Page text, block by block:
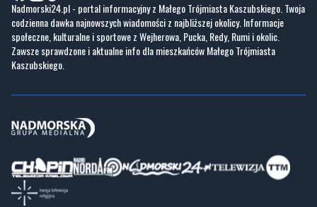
Nadmorski24.pl - portal informacyjny z Małego Trójmiasta Kaszubskiego. Twoja
codzienna dawka najnowszych wiadomości z najbliższej okolicy. Informacje
społeczne, kulturalne i sportowe z Wejherowa, Pucka, Redy, Rumi i okolic.
Zawsze sprawdzone i aktualne info dla mieszkańców Małego Trójmiasta
Kaszubskiego.